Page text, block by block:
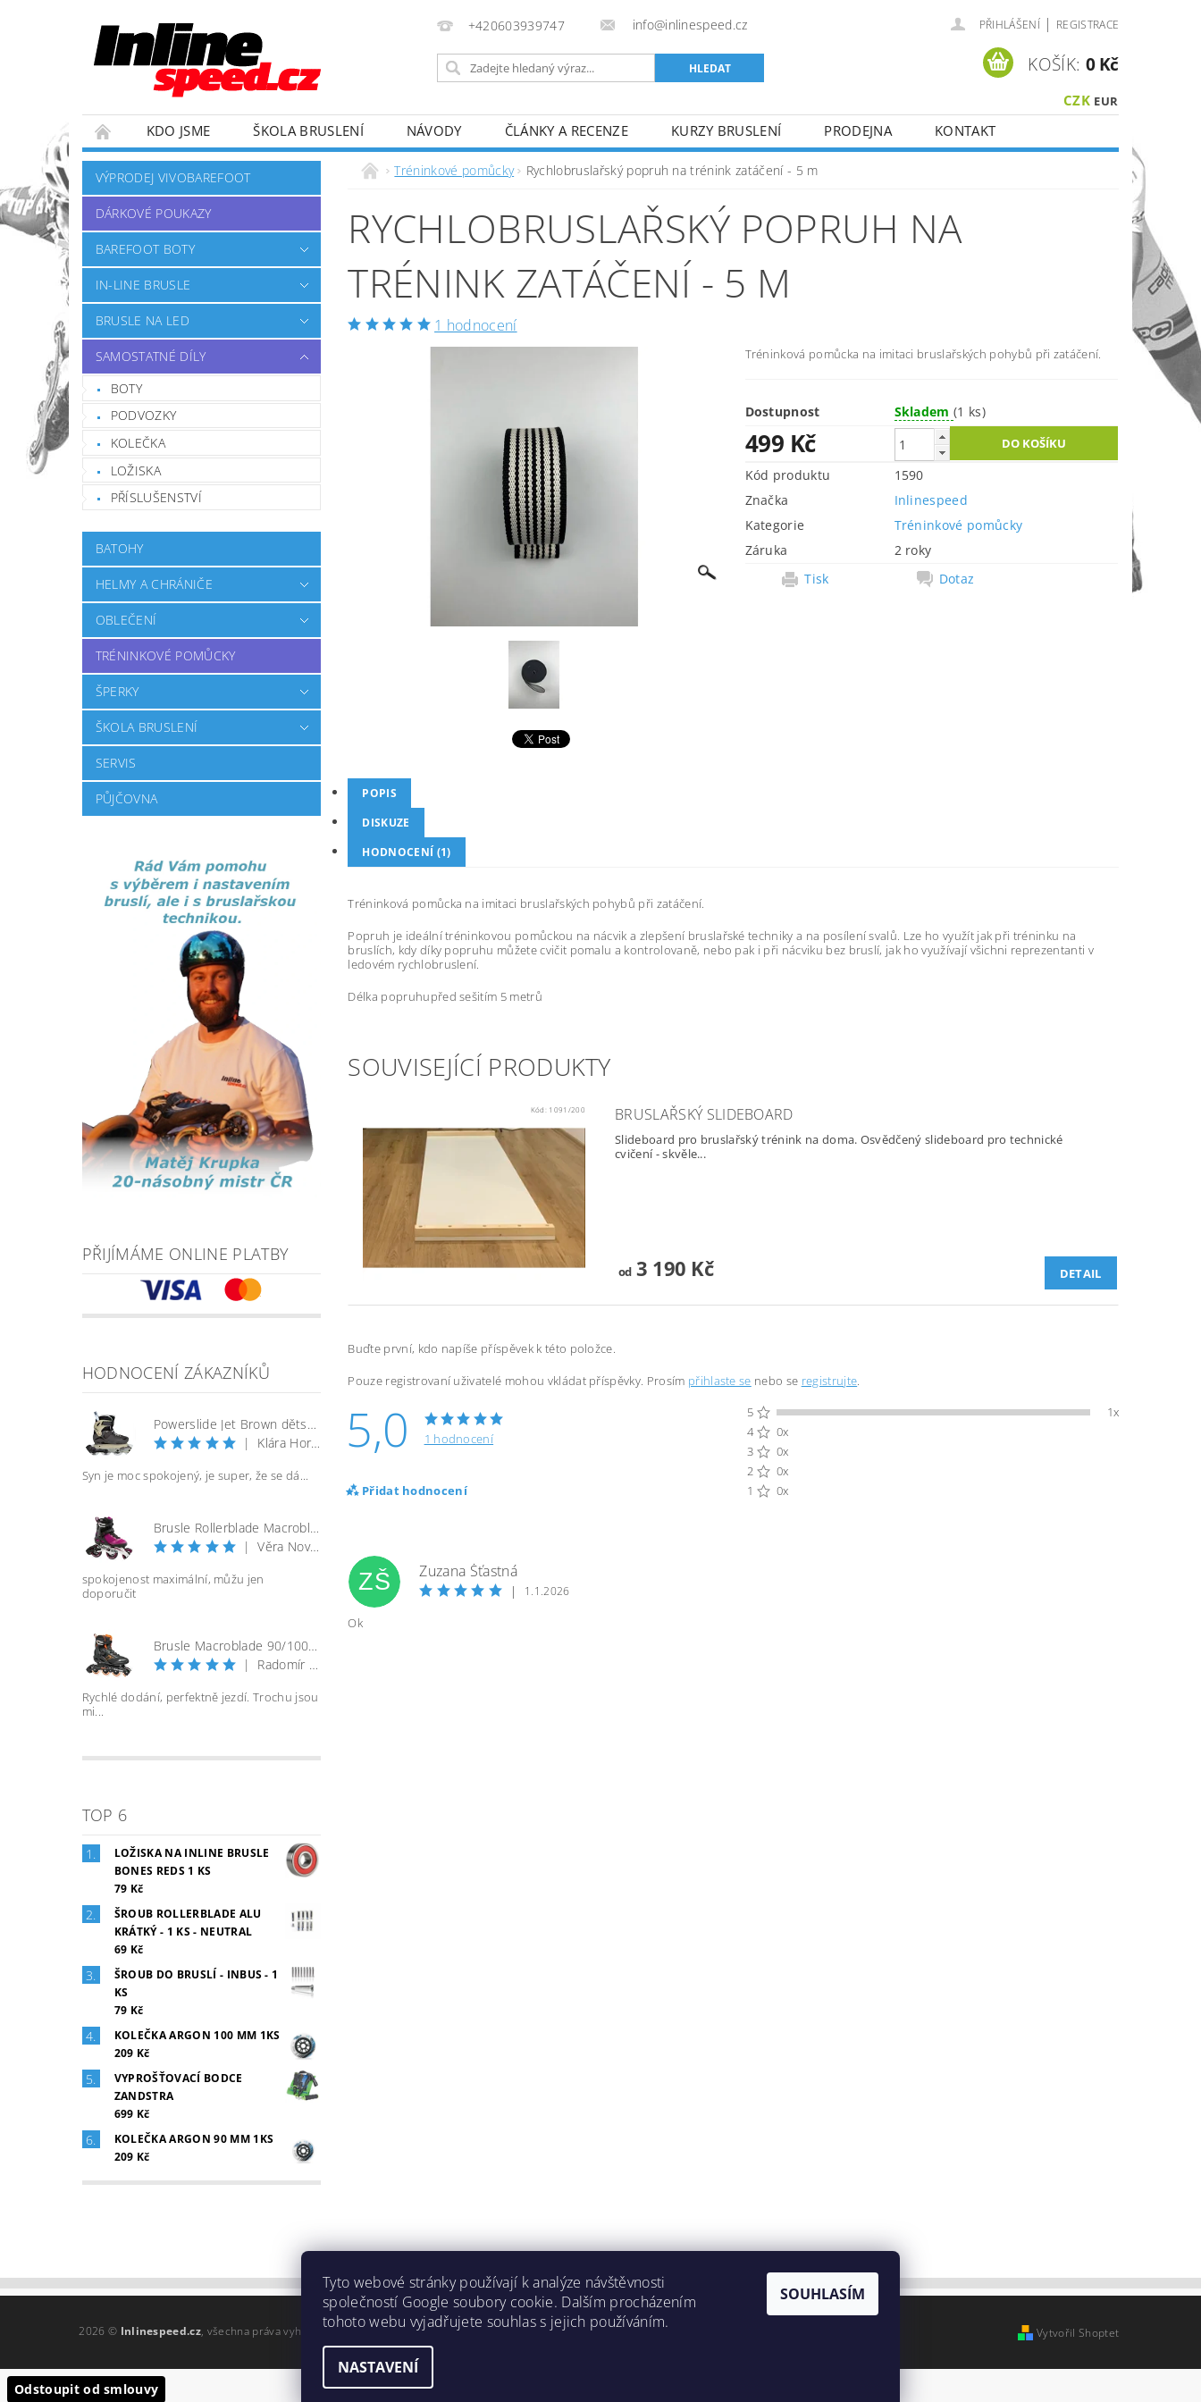
+420603939747 info@inlinespeed.cz PŘIHLÁŠENÍ | REGISTRACE
CZK EUR
KOŠÍK: 0 Kč
KDO JSME ŠKOLA BRUSLENÍ NÁVODY ČLÁNKY A RECENZE KURZY BRUSLENÍ PRODEJNA
KONTAKT
ZÁVODNÍ TÝM
OBCHODNÍ PODMÍNKY REKLAMACE A VRÁCENÍ ZBOŽÍ
VÝPRODEJ VIVOBAREFOOT
DÁRKOVÉ POUKAZY
BAREFOOT BOTY
IN-LINE BRUSLE
BRUSLE NA LED
SAMOSTATNÉ DÍLY
BOTY
PODVOZKY
KOLEČKA
LOŽISKA
PŘÍSLUŠENSTVÍ
BATOHY
HELMY A CHRÁNIČE
OBLEČENÍ
TRÉNINKOVÉ POMŮCKY
ŠPERKY
ŠKOLA BRUSLENÍ
SERVIS
PŮJČOVNA
PŘIJÍMÁME ONLINE PLATBY
HODNOCENÍ ZÁKAZNÍKŮ
Powerslide Jet Brown dětské kolečkové brusle
|
Klára Horáčková
Syn je moc spokojený, je super, že se dá...
Brusle Rollerblade Macroblade 100 3WD W - vel. 40
|
Věra Nováková
spokojenost maximální, můžu jen
doporučit
Brusle Macroblade 90/100 BOA - černá/orange
|
Radomír Bureš
Rychlé dodání, perfektně jezdí. Trochu jsou
mi...
TOP 6
LOŽISKA NA INLINE BRUSLE
BONES REDS 1 KS
79 Kč
ŠROUB ROLLERBLADE ALU
KRÁTKÝ - 1 KS - NEUTRAL
69 Kč
ŠROUB DO BRUSLÍ - INBUS - 1
KS
79 Kč
KOLEČKA ARGON 100 MM 1KS
209 Kč
VYPROŠŤOVACÍ BODCE
ZANDSTRA
699 Kč
KOLEČKA ARGON 90 MM 1KS
209 Kč
Tréninkové pomůcky Rychlobruslařský popruh na trénink zatáčení - 5 m
RYCHLOBRUSLAŘSKÝ POPRUH NA
TRÉNINK ZATÁČENÍ - 5 M
1 hodnocení
Tréninková pomůcka na imitaci bruslařských pohybů při zatáčení.
Dostupnost Skladem(1 ks)
499 Kč
Kód produktu
1590
Značka
Inlinespeed
Kategorie
Tréninkové pomůcky
Záruka
2 roky
Tisk
Dotaz
POPIS
DISKUZE
HODNOCENÍ (1)
Tréninková pomůcka na imitaci bruslařských pohybů při zatáčení.
Popruh je ideální tréninkovou pomůckou na nácvik a zlepšení bruslařské techniky a na posílení svalů. Lze ho využít jak při tréninku na
bruslích, kdy díky popruhu můžete cvičit pomalu a kontrolovaně, nebo pak i při nácviku bez bruslí, jak ho využívají všichni reprezentanti v
ledovém rychlobruslení.
Délka popruhupřed sešitím 5 metrů
SOUVISEJÍCÍ PRODUKTY
Kód: 1091/200 BRUSLAŘSKÝ SLIDEBOARD
Slideboard pro bruslařský trénink na doma. Osvědčený slideboard pro technické
cvičení - skvěle...
od3 190 Kč DETAIL
Buďte první, kdo napíše příspěvek k této položce.
Pouze registrovaní uživatelé mohou vkládat příspěvky. Prosím přihlaste se nebo se registrujte.
5,0 1 hodnocení
Přidat hodnocení
5
1x
4
0x
3
0x
2
0x
1
0x
ZŠ
Zuzana Šťastná
|
1.1.2026
Ok
2026 © Inlinespeed.cz, všechna práva vyhrazena Vytvořil Shoptet
Odstoupit od smlouvy
Tyto webové stránky používají k analýze návštěvnosti
společností Google soubory cookie. Dalším procházením
tohoto webu vyjadřujete souhlas s jejich používáním.
NASTAVENÍ
SOUHLASÍM